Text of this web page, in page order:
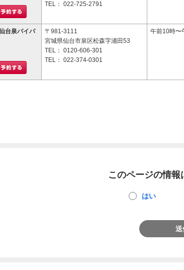
TEL： 022-725-2791
台泉バイパ
〒981-3111
宮城県仙台市泉区松森字浦田53
TEL： 0120-606-301
TEL： 022-374-0301
午前10時〜
このページの情報
はい
送